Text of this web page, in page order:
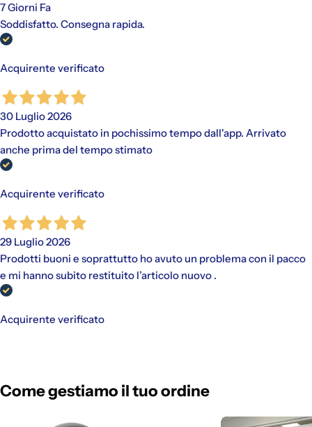
7 Giorni Fa
Soddisfatto. Consegna rapida.
Acquirente verificato
30 Luglio 2026
Prodotto acquistato in pochissimo tempo dall'app. Arrivato
anche prima del tempo stimato
Acquirente verificato
29 Luglio 2026
Prodotti buoni e soprattutto ho avuto un problema con il pacco
e mi hanno subito restituito l’articolo nuovo .
Acquirente verificato
Come gestiamo il tuo ordine